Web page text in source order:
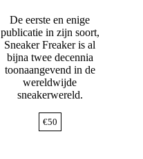
De eerste en enige
publicatie in zijn soort,
Sneaker Freaker is al
bijna twee decennia
toonaangevend in de
wereldwijde
sneakerwereld.
€50